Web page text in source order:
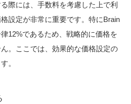
際には、手数料を考慮した上で利
設定が非常に重要です。特にBrain
12%であるため、戦略的に価格を
。ここでは、効果的な価格設定の
。